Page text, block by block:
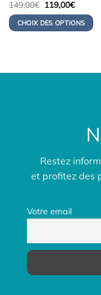
149,00€ Le
initial
était :
119,00€Le
actuel
est :
CHOIX DES OPTIONS
Restez
et profitez des
Votre email